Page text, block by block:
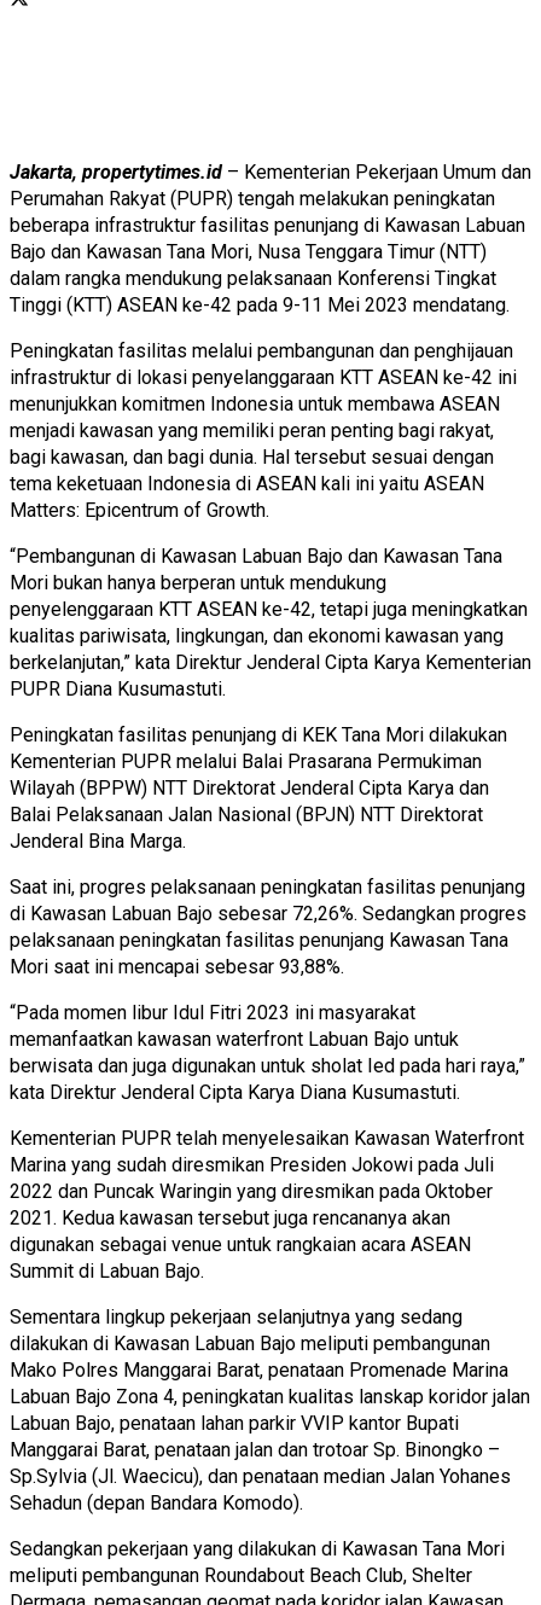
Jakarta, propertytimes.id – Kementerian Pekerjaan Umum dan
Perumahan Rakyat (PUPR) tengah melakukan peningkatan
beberapa infrastruktur fasilitas penunjang di Kawasan Labuan
Bajo dan Kawasan Tana Mori, Nusa Tenggara Timur (NTT)
dalam rangka mendukung pelaksanaan Konferensi Tingkat
Tinggi (KTT) ASEAN ke-42 pada 9-11 Mei 2023 mendatang.
Peningkatan fasilitas melalui pembangunan dan penghijauan
infrastruktur di lokasi penyelanggaraan KTT ASEAN ke-42 ini
menunjukkan komitmen Indonesia untuk membawa ASEAN
menjadi kawasan yang memiliki peran penting bagi rakyat,
bagi kawasan, dan bagi dunia. Hal tersebut sesuai dengan
tema keketuaan Indonesia di ASEAN kali ini yaitu ASEAN
Matters: Epicentrum of Growth.
“Pembangunan di Kawasan Labuan Bajo dan Kawasan Tana
Mori bukan hanya berperan untuk mendukung
penyelenggaraan KTT ASEAN ke-42, tetapi juga meningkatkan
kualitas pariwisata, lingkungan, dan ekonomi kawasan yang
berkelanjutan,” kata Direktur Jenderal Cipta Karya Kementerian
PUPR Diana Kusumastuti.
Peningkatan fasilitas penunjang di KEK Tana Mori dilakukan
Kementerian PUPR melalui Balai Prasarana Permukiman
Wilayah (BPPW) NTT Direktorat Jenderal Cipta Karya dan
Balai Pelaksanaan Jalan Nasional (BPJN) NTT Direktorat
Jenderal Bina Marga.
Saat ini, progres pelaksanaan peningkatan fasilitas penunjang
di Kawasan Labuan Bajo sebesar 72,26%. Sedangkan progres
pelaksanaan peningkatan fasilitas penunjang Kawasan Tana
Mori saat ini mencapai sebesar 93,88%.
“Pada momen libur Idul Fitri 2023 ini masyarakat
memanfaatkan kawasan waterfront Labuan Bajo untuk
berwisata dan juga digunakan untuk sholat Ied pada hari raya,”
kata Direktur Jenderal Cipta Karya Diana Kusumastuti.
Kementerian PUPR telah menyelesaikan Kawasan Waterfront
Marina yang sudah diresmikan Presiden Jokowi pada Juli
2022 dan Puncak Waringin yang diresmikan pada Oktober
2021. Kedua kawasan tersebut juga rencananya akan
digunakan sebagai venue untuk rangkaian acara ASEAN
Summit di Labuan Bajo.
Sementara lingkup pekerjaan selanjutnya yang sedang
dilakukan di Kawasan Labuan Bajo meliputi pembangunan
Mako Polres Manggarai Barat, penataan Promenade Marina
Labuan Bajo Zona 4, peningkatan kualitas lanskap koridor jalan
Labuan Bajo, penataan lahan parkir VVIP kantor Bupati
Manggarai Barat, penataan jalan dan trotoar Sp. Binongko –
Sp.Sylvia (Jl. Waecicu), dan penataan median Jalan Yohanes
Sehadun (depan Bandara Komodo).
Sedangkan pekerjaan yang dilakukan di Kawasan Tana Mori
meliputi pembangunan Roundabout Beach Club, Shelter